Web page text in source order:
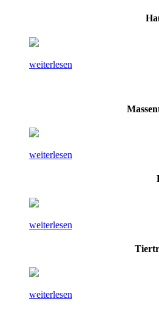
weiterlesen
weiterlesen
weiterlesen
weiterlesen